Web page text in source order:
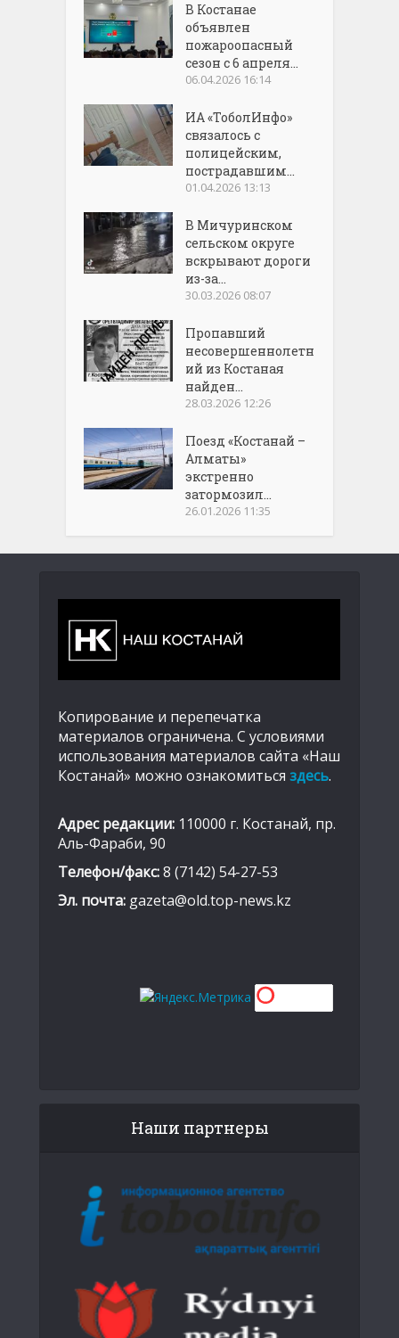
В Костанае
объявлен
пожароопасный
сезон с 6 апреля...
06.04.2026 16:14
ИА «ТоболИнфо»
связалось с
полицейским,
пострадавшим...
01.04.2026 13:13
В Мичуринском
сельском округе
вскрывают дороги
из-за...
30.03.2026 08:07
Пропавший
несовершеннолетн
ий из Костаная
найден...
28.03.2026 12:26
Поезд «Костанай –
Алматы»
экстренно
затормозил...
26.01.2026 11:35
Копирование и перепечатка
материалов ограничена. С условиями
использования материалов сайта «Наш
Костанай» можно ознакомиться здесь.
Адрес редакции: 110000 г. Костанай, пр.
Аль-Фараби, 90
Телефон/факс:8 (7142) 54-27-53
Эл. почта: gazeta@old.top-news.kz
Наши партнеры